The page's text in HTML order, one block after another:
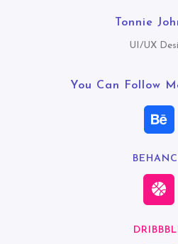
Tonnie
UI/UX
You Can Follow